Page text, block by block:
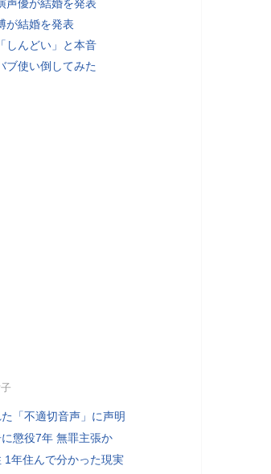
声優が結婚を発表
が結婚を発表
しんどい」と本音
ブ使い倒してみた
「不適切音声」に声明
懲役7年 無罪主張か
1年住んで分かった現実